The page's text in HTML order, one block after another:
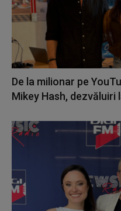
De la milionar pe
Mikey Hash, dezvăluiri